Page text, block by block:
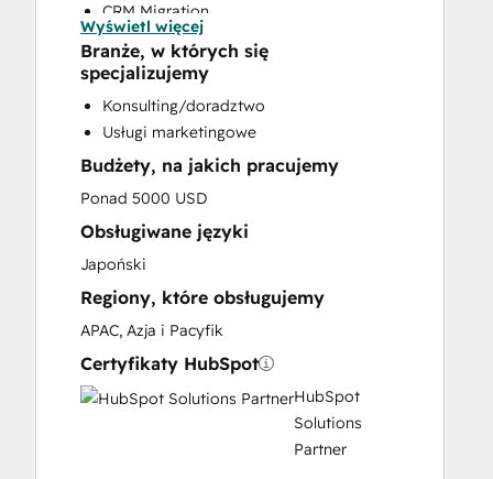
CRM Migration
Email Marketing
Full Inbound Marketing Services
Sales and Marketing Alignment
Sales Coaching and Training
Sales Enablement
Social Media
Website Design
Website Development
Website Migration
Wyświetl więcej
Branże, w których się
specjalizujemy
Konsulting/doradztwo
Usługi marketingowe
Budżety, na jakich pracujemy
Ponad 5000 USD
Obsługiwane języki
Japoński
Regiony, które obsługujemy
APAC, Azja i Pacyfik
Certyfikaty HubSpot
HubSpot
Solutions
Partner